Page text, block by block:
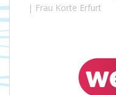
| Frau Korte Erfurt